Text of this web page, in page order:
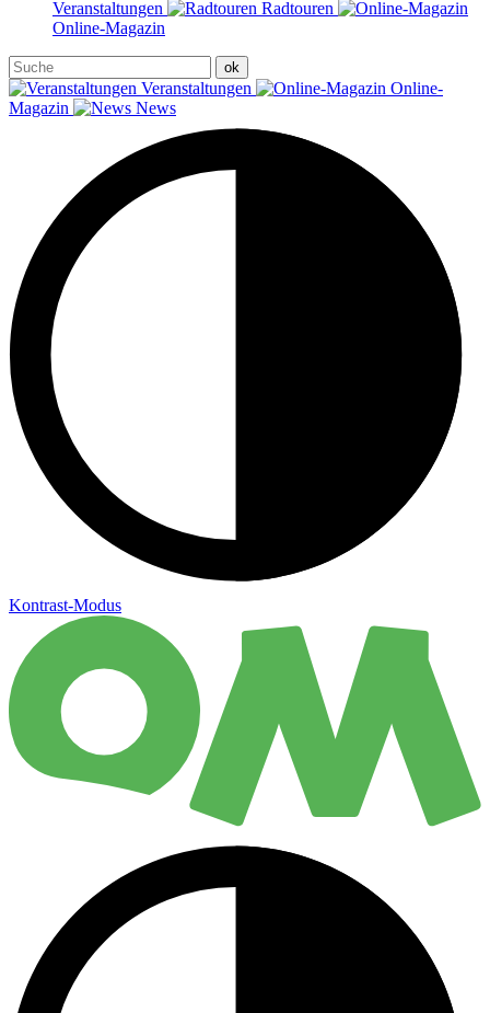
Veranstaltungen
Radtouren
Online-Magazin
Veranstaltungen
Online-
Magazin
News
Kontrast-Modus